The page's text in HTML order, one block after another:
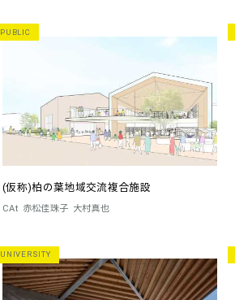
PUBLIC
(仮称)柏の葉地域交流複合施設
CAt 赤松佳珠子 大村真也
UNIVERSITY